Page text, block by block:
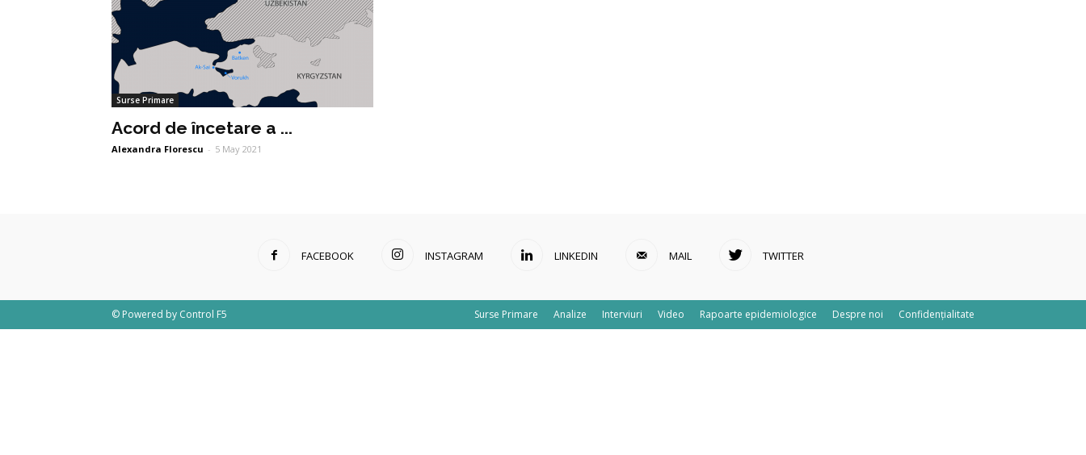
Surse Primare
Acord de încetare a ...
Alexandra Florescu - 5 May 2021
FACEBOOK INSTAGRAM LINKEDIN MAIL TWITTER
Surse Primare Analize Interviuri Video Rapoarte epidemiologice Despre noi Confidențialitate
© Powered by Control F5